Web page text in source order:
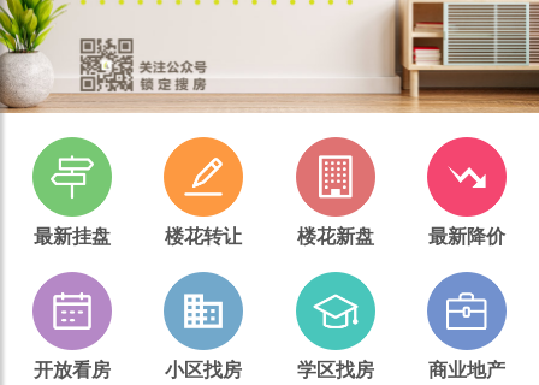
最新挂盘 楼花转让 楼花新盘 最新降价
开放看房 小区找房 学区找房 商业地产